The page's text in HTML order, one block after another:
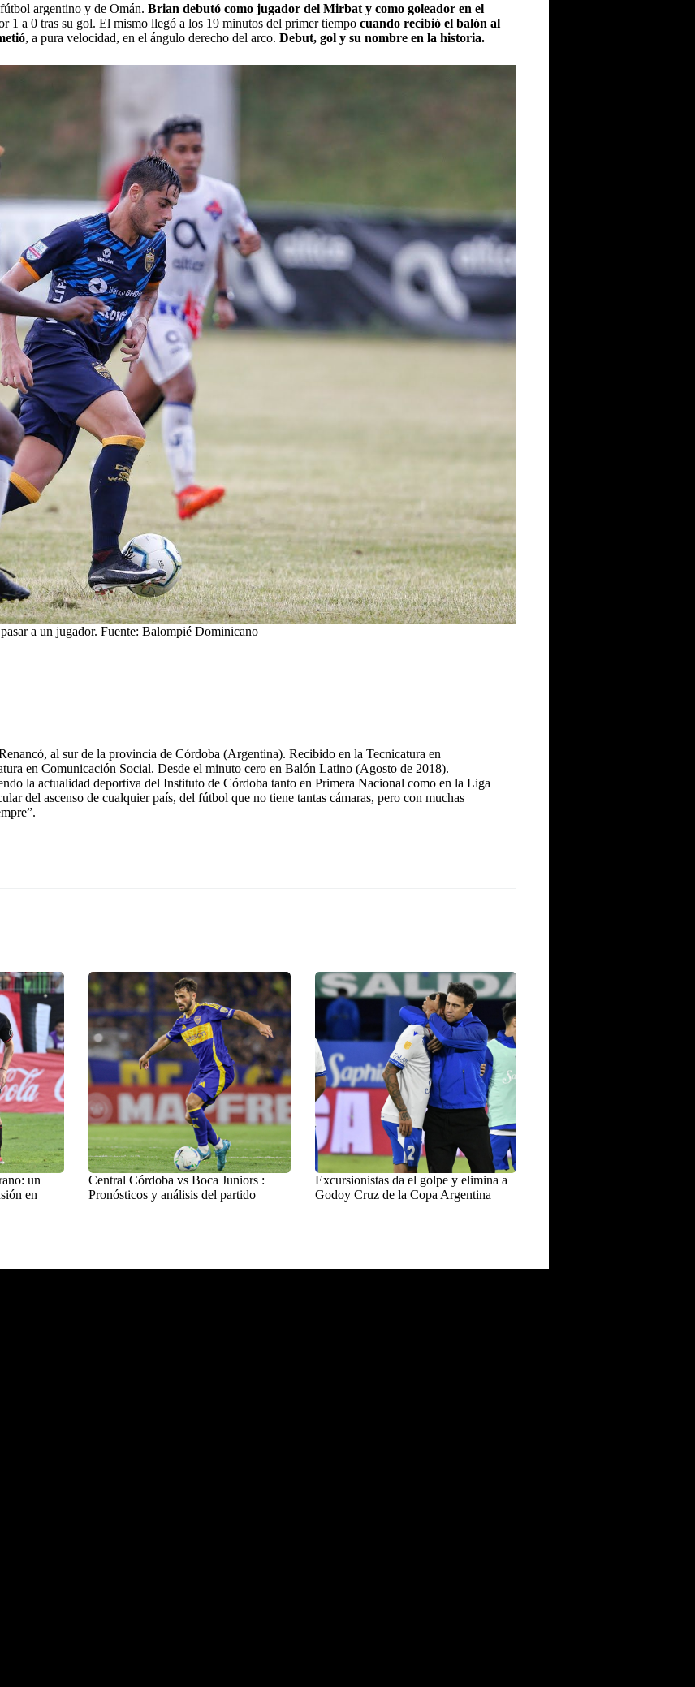
argentino y de Omán. Brian debutó como jugador del Mirbat y como goleador en el
1 a 0 tras su gol. El mismo llegó a los 19 minutos del primer tiempo cuando recibió el balón al
, a pura velocidad, en el ángulo derecho del arco. Debut, gol y su nombre en la historia.
a un jugador. Fuente: Balompié Dominicano
al sur de la provincia de Córdoba (Argentina). Recibido en la Tecnicatura en
en Comunicación Social. Desde el minuto cero en Balón Latino (Agosto de 2018).
la actualidad deportiva del Instituto de Córdoba tanto en Primera Nacional como en la Liga
del ascenso de cualquier país, del fútbol que no tiene tantas cámaras, pero con muchas
un
en
Central Córdoba vs Boca Juniors :
Pronósticos y análisis del partido
Excursionistas da el golpe y elimina a
Godoy Cruz de la Copa Argentina